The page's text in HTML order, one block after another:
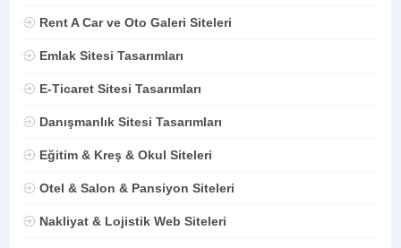
Rent A Car ve Oto Galeri Siteleri
Emlak Sitesi Tasarımları
E-Ticaret Sitesi Tasarımları
Danışmanlık Sitesi Tasarımları
Eğitim & Kreş & Okul Siteleri
Otel & Salon & Pansiyon Siteleri
Nakliyat & Lojistik Web Siteleri